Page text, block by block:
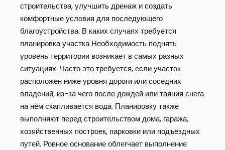
строительства, улучшить дренаж и создать
комфортные условия для последующего
благоустройства. В каких случаях требуется
планировка участка Необходимость поднять
уровень территории возникает в самых разных
ситуациях. Часто это требуется, если участок
расположен ниже уровня дороги или соседних
владений, из-за чего после дождей или таяния снега
на нём скапливается вода. Планировку также
выполняют перед строительством дома, гаража,
хозяйственных построек, парковки или подъездных
путей. Ровное основание облегчает выполнение